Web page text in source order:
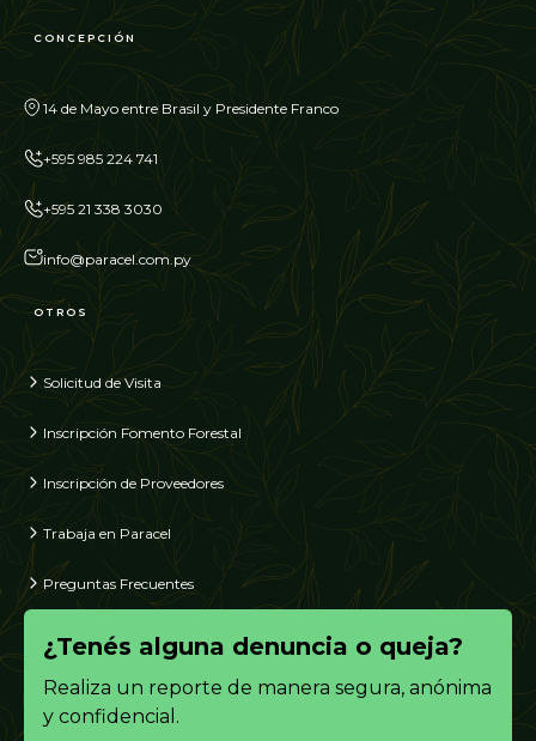
CONCEPCIÓN
14 de Mayo entre Brasil y Presidente Franco
+595 985 224 741
+595 21 338 3030
info@paracel.com.py
OTROS
Solicitud de Visita
Inscripción Fomento Forestal
Inscripción de Proveedores
Trabaja en Paracel
Preguntas Frecuentes
¿Tenés alguna denuncia o queja?
Realiza un reporte de manera segura, anónima
y confidencial.